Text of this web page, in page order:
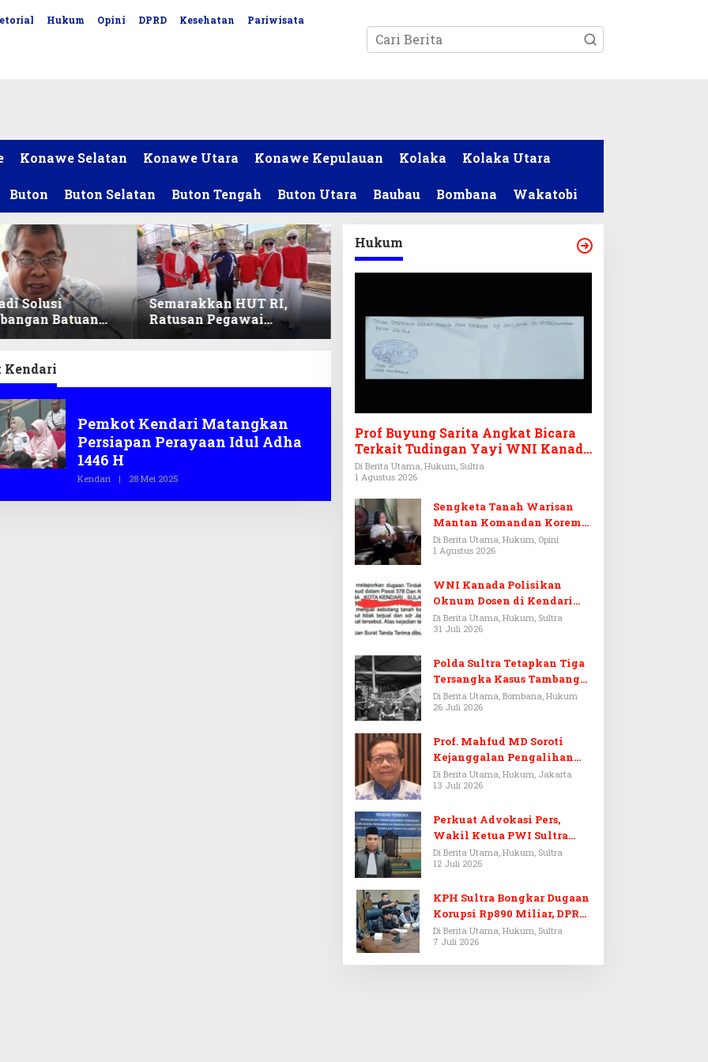
Hukum Opini DPRD Kesehatan Pariwisata
Konawe Selatan Konawe Utara Konawe Kepulauan Kolaka Kolaka Utara
Buton Buton Selatan Buton Tengah Buton Utara Baubau Bombana Wakatobi
Solusi
Batuan
ex-Golongan
Semarakkan HUT RI,
Ratusan Pegawai
Sekretariat DPRD Sultra
Kendari
Pemkot Kendari Matangkan
Persiapan Perayaan Idul Adha
1446 H
Kendari | 28 Mei 2025
E
Hukum
Prof Buyung Sarita Angkat Bicara
Terkait Tudingan Yayi WNI Kanada
Ditagih Utang Rp3,6 Miliar
Di Berita Utama, Hukum, Sultra
1 Agustus 2026
Sengketa Tanah Warisan
Mantan Komandan Korem
143/HO, Ketika Warisan
Menjadi Arena Pemerasan
Di Berita Utama, Hukum, Opini
1 Agustus 2026
WNI Kanada Polisikan
Oknum Dosen di Kendari
Terkait Aset Puluhan Miliar
Di Berita Utama, Hukum, Sultra
31 Juli 2026
Polda Sultra Tetapkan Tiga
Tersangka Kasus Tambang
Emas Ilegal di Bombana
Di Berita Utama, Bombana, Hukum
26 Juli 2026
Prof. Mahfud MD Soroti
Kejanggalan Pengalihan
Penyelidikan Tersangka
Febrie Adriansyah
Di Berita Utama, Hukum, Jakarta
13 Juli 2026
Perkuat Advokasi Pers,
Wakil Ketua PWI Sultra
Resmi Dilantik Menjadi
Advokat PERADI
Di Berita Utama, Hukum, Sultra
12 Juli 2026
KPH Sultra Bongkar Dugaan
Korupsi Rp890 Miliar, DPRD
Sultra Gelar RDP
Di Berita Utama, Hukum, Sultra
7 Juli 2026